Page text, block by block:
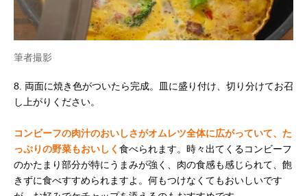
筆者撮影
8. 両面に焼き色がついたら完成。皿に盛り付け、切り分けてお召
し上がりください。
コンビーフの肉汁のおいしさがオムレツ全体に広がっていて、た
っぷりの野菜もおいしく 食べられます。時々出てくるコンビーフ
のかたまり部分が特にうまみが強く、肉の食感も感じられて、飽
きずに食べすすめられますよ。何もつけなくてもおいしいです